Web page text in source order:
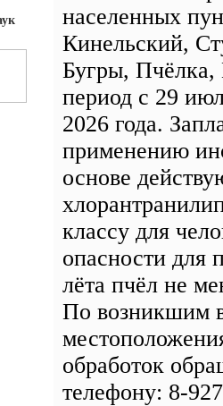
населенных
Кинельский,
Бугры,
период с 29
2026 года.
применению
основе
классу для
опасности для
лёта пчёл не
По возникшим
обработок
телефону: 8-